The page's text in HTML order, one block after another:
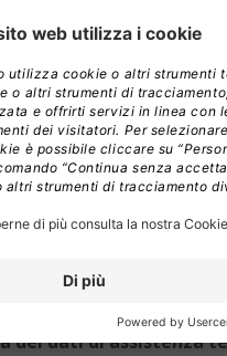
Statuto dei Lavoratori
di dati non
parti: 20.000 euro per
la conservazione
dei dati di assistenza